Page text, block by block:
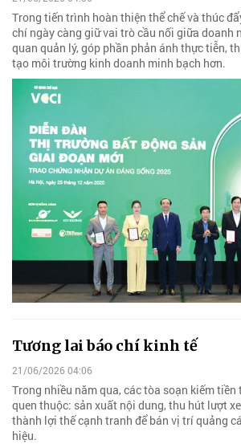
Trong tiến trình hoàn thiện thể chế và thúc
chí ngày càng giữ vai trò cầu nối giữa doanh
quan quản lý, góp phần phản ánh thực tiễn,
tạo môi trường kinh doanh minh bạch hơn.
Tương lai báo chí kinh tế
21/06/2026 04:06
Trong nhiều năm qua, các tòa soạn kiếm
quen thuộc: sản xuất nội dung, thu hút lượt
thành lợi thế cạnh tranh để bán vị trí quảng
hiệu.